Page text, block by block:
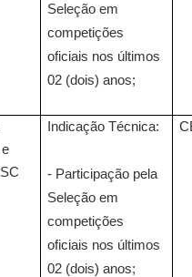
Seleção em
competições
oficiais nos últimos
02 (dois) anos;
Indicação Técnica:
- Participação pela
Seleção em
competições
oficiais nos últimos
02 (dois) anos;